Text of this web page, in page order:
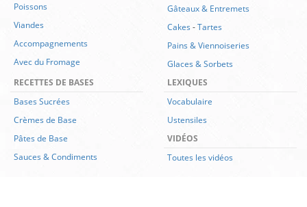
Poissons
Viandes
Accompagnements
Avec du Fromage
Gâteaux & Entremets
Cakes-Tartes
Pains & Viennoiseries
Glaces & Sorbets
RECETTES DE BASES
Bases Sucrées
Crèmes de Base
Pâtes de Base
Sauces & Condiments
LEXIQUES
Vocabulaire
Ustensiles
VIDÉOS
Toutes les vidéos